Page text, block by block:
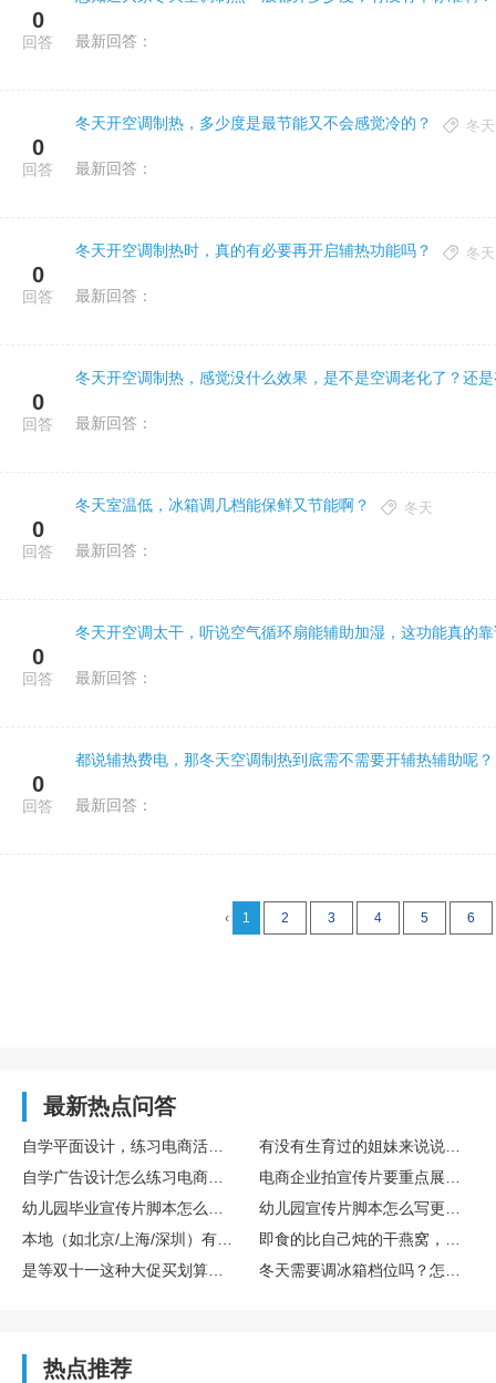
0
回答 最新回答：
0
回答
冬天开空调制热，多少度是最节能又不会感觉冷的？ 冬天
最新回答：
0
回答
冬天开空调制热时，真的有必要再开启辅热功能吗？ 冬天
最新回答：
0
回答
冬天开空调制热，感觉没什么效果，是不是空调老化了？还
最新回答：
0
回答
冬天室温低，冰箱调几档能保鲜又节能啊？ 冬天
最新回答：
0
回答
冬天开空调太干，听说空气循环扇能辅助加湿，这功能真的
最新回答：
0
回答
都说辅热费电，那冬天空调制热到底需不需要开辅热辅助呢？
最新回答：
‹ 1 2 3 4 5 6
最新热点问答
热点推荐